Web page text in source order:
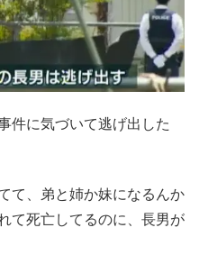
件に気づいて逃げ出した
て、弟と姉か妹になるんか
て死亡してるのに、長男が